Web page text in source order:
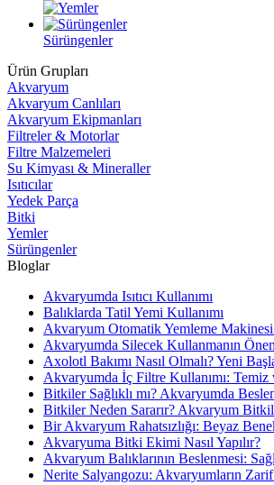
Sürüngenler
Ürün Grupları
Akvaryum
Akvaryum Canlıları
Akvaryum Ekipmanları
Filtreler & Motorlar
Filtre Malzemeleri
Su Kimyası & Mineraller
Isıtıcılar
Yedek Parça
Bitki
Yemler
Sürüngenler
Bloglar
Akvaryumda Isıtıcı Kullanımı
Balıklarda Tatil Yemi Kullanımı
Akvaryum Otomatik Yemleme
Akvaryumda Silecek Kullanmanın
Axolotl Bakımı Nasıl Olmalı? Yeni
Akvaryumda İç Filtre Kullanımı: Temiz
Bitkiler Sağlıklı mı? Akvaryumda
Bitkiler Neden Sararır? Akvaryum
Bir Akvaryum Rahatsızlığı: Beyaz
Akvaryuma Bitki Ekimi Nasıl Yapılır?
Akvaryum Balıklarının Beslenmesi:
Nerite Salyangozu: Akvaryumların